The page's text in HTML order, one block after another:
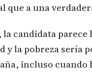
que a una
candidata
y la pobreza
incluso